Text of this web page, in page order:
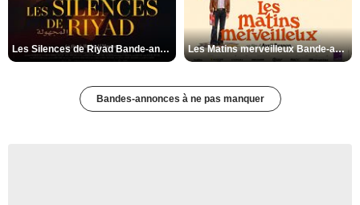
Les Silences de Riyad Bande-annonce VO STFR Les Matins merveilleux Bande-annonce VF
Bandes-annonces à ne pas manquer